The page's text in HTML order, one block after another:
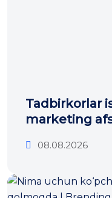
Tadbirkorlar
marketing
08.08.2026